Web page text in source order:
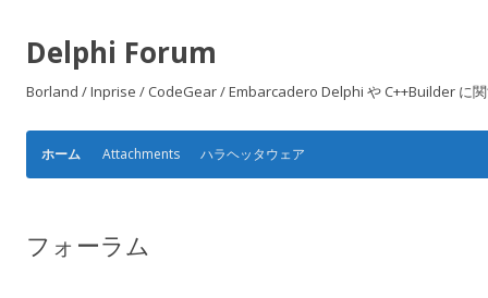
Delphi Forum
Borland / Inprise / CodeGear / Embarcadero Delphi や C++Builder に
ホーム Attachments ハラヘッタウェア
フォーラム